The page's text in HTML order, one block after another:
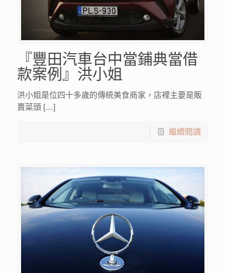
『豐田汽車台中當鋪典當借
款案例』洪小姐
洪小姐是位四十多歲的傳統美食商家，店裡主要是販
賣菜頭 […]
繼續閱讀